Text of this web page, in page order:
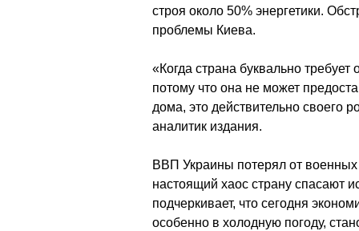
строя около 50% энергетики.
проблемы Киева.
«Когда страна буквально требует
потому что она не может
дома, это действительно своего
аналитик издания.
ВВП Украины потерял от
настоящий хаос страну спасают
подчеркивает, что сегодня
особенно в холодную погоду,